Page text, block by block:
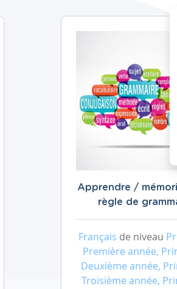
Apprendre /
règle de
Français de niveau
Première année,
Deuxième année,
Troisième année,